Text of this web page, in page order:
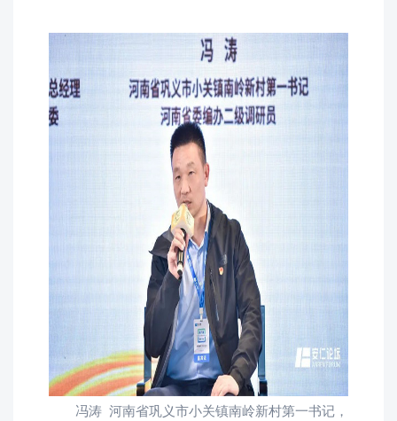
冯涛 河南省巩义市小关镇南岭新村第一书记，